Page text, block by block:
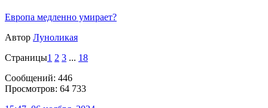
Европа медленно умирает?
Автор Луноликая
Страницы1 2 3 ... 18
Сообщений: 446
Просмотров: 64 733